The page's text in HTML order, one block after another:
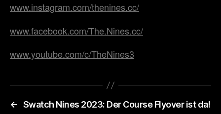
www.instagram.com/thenines.cc/
www.facebook.com/The.Nines.cc/
www.youtube.com/c/TheNines3
← Swatch Nines 2023: Der Course Flyover ist da!